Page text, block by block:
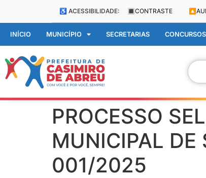
♿ ACESSIBILIDADE: 🔳 CONTRASTE 🔼
INÍCIO MUNICÍPIO SECRETARIAS
PROCESSO
MUNICIPAL DE
001/2025